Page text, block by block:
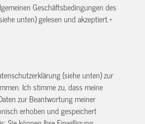
Geschäftsbedingungen des
unten) gelesen und akzeptiert.*
(siehe unten) zur
Ich stimme zu, dass meine
zur Beantwortung meiner
erhoben und gespeichert